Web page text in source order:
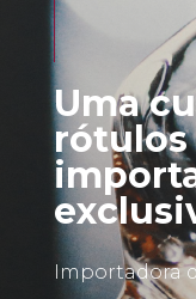
Uma
Importadora